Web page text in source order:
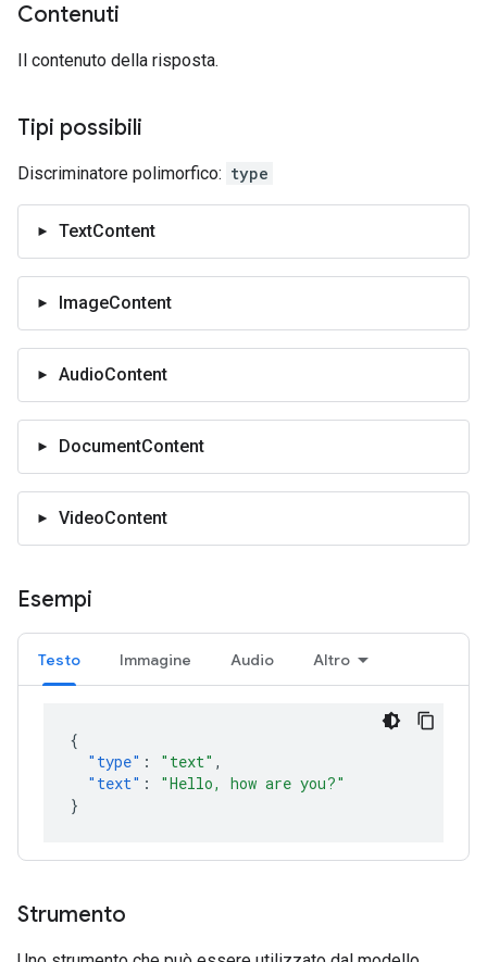
Contenuti
Il contenuto della risposta.
Tipi possibili
Discriminatore polimorfico: type
TextContent
ImageContent
AudioContent
DocumentContent
VideoContent
Esempi
Testo Immagine Audio Altro
{
"type" : "text" ,
"text" :
"Hello, how are you?"
}
Strumento